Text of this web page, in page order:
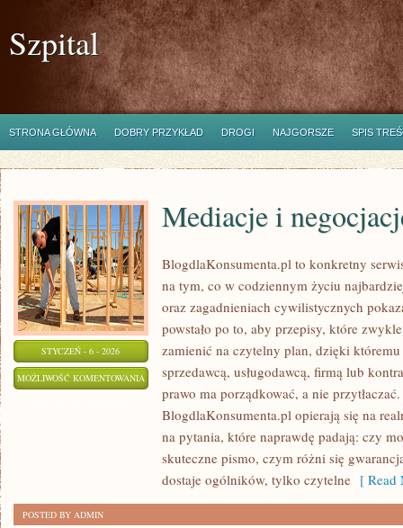
Szpital
STRONA GŁÓWNA DOBRY PRZYKŁAD DROGI NAJGORSZE SPIS
STYCZEŃ - 6 - 2026
MOŻLIWOŚĆ KOMENTOWANIA MEDIACJE
NEGOCJACJE
Mediacje i
BlogdlaKonsumenta.pl to konkretny
na tym, co w codziennym życiu
oraz zagadnieniach cywilistycznych
powstało po to, aby przepisy, które
zamienić na czytelny plan, dzięki
sprzedawcą, usługodawcą, firmą lub
prawo ma porządkować, a nie
BlogdlaKonsumenta.pl opierają się na
na pytania, które naprawdę padają: czy
skuteczne pismo, czym różni się
dostaje ogólników, tylko czytelne [ Read
POSTED BY ADMIN